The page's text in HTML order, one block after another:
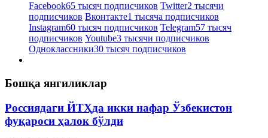
Facebook65 тысяч подписчиков Twitter2 тысячи
подписчиков Вконтакте1 тысяча подписчиков
Instagram60 тысяч подписчиков Telegram57 тысяч
подписчиков Youtube3 тысячи подписчиков
Одноклассники30 тысяч подписчиков
Бошқа янгиликлар
Россиядаги ЙТҲда икки нафар Ўзбекистон
фуқароси ҳалок бўлди